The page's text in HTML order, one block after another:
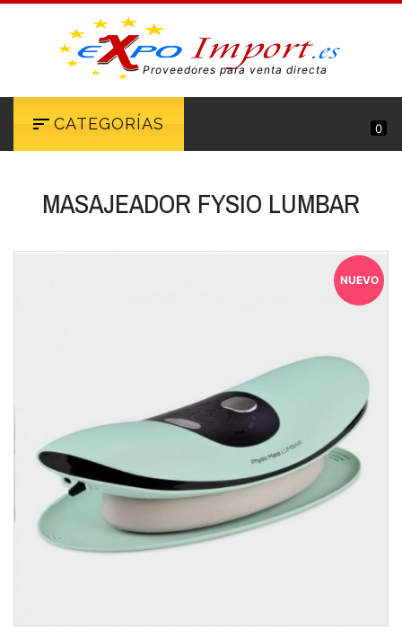
Proveedores para venta directa
CATEGORÍAS 0
MASAJEADOR FYSIO LUMBAR
NUEVO